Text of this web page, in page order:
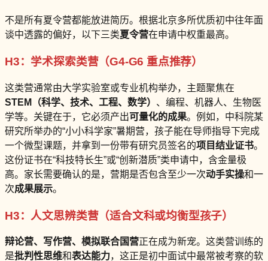
不是所有夏令营都能放进简历。根据北京多所优质初中往年面
谈中透露的偏好，以下三类夏令营在申请中权重最高。
H3：学术探索类营（G4-G6 重点推荐）
这类营通常由大学实验室或专业机构举办，主题聚焦在
STEM（科学、技术、工程、数学） 、编程、机器人、生物医
学等。关键在于，它必须产出可量化的成果。例如，中科院某
研究所举办的“小小科学家”暑期营，孩子能在导师指导下完成
一个微型课题，并拿到一份带有研究员签名的项目结业证书。
这份证书在“科技特长生”或“创新潜质”类申请中，含金量极
高。家长需要确认的是，营期是否包含至少一次动手实操和一
次成果展示。
H3：人文思辨类营（适合文科或均衡型孩子）
辩论营、写作营、模拟联合国营正在成为新宠。这类营训练的
是批判性思维和表达能力，这正是初中面试中最常被考察的软